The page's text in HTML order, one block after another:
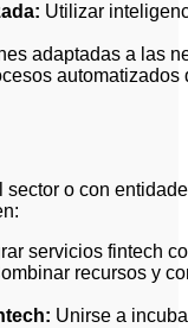
Utilizar
adaptadas a las
o con
servicios fintech
recursos y
Unirse a